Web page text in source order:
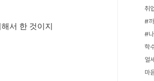
서 한 것이지
취
#
#
학
얼
마